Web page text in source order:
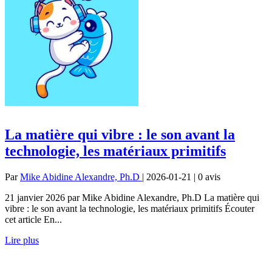
La matière qui vibre : le son avant la
technologie, les matériaux primitifs
ParMike Abidine Alexandre, Ph.D | 2026-01-21 | 0 avis
21 janvier 2026 par Mike Abidine Alexandre, Ph.D La matière qui
vibre : le son avant la technologie, les matériaux primitifs Écouter
cet article En...
Lire plus